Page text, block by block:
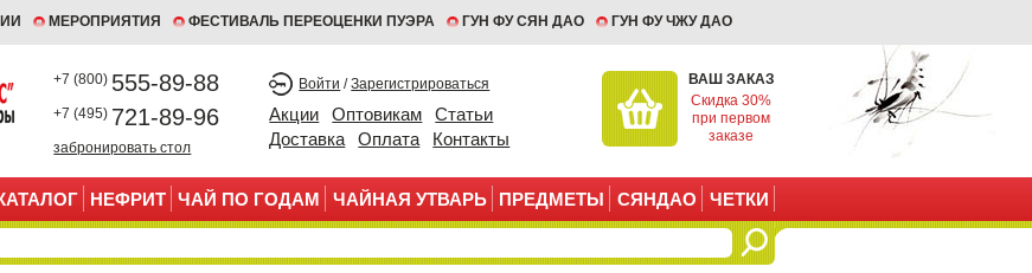
МЕРОПРИЯТИЯ ФЕСТИВАЛЬ ПЕРЕОЦЕНКИ ПУЭРА ГУН ФУ СЯН ДАО ГУН ФУ ЧЖУ ДАО
+7 (800) 555-89-88
+7 (495) 721-89-96
забронировать стол
Войти /Зарегистрироваться
Акции Оптовикам
Статьи
Доставка
Оплата Контакты
ВАШ ЗАКАЗ
Скидка 30%
при первом
заказе
НЕФРИТ ЧАЙ ПО ГОДАМ ЧАЙНАЯ УТВАРЬ ПРЕДМЕТЫ СЯНДАО ЧЕТКИ